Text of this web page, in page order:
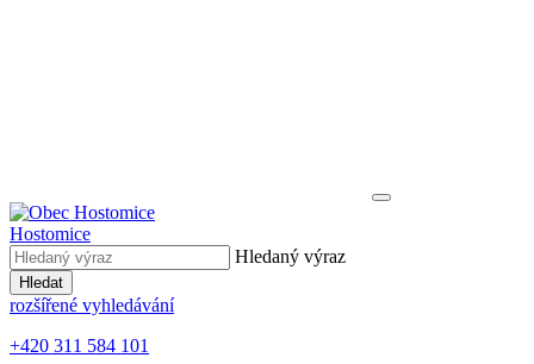
Hostomice
Hledaný výraz
Hledat
rozšířené vyhledávání
+420 311 584 101